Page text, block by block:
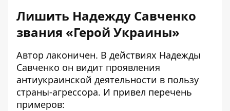
Лишить Надежду Савченко
звания «Герой Украины»
Автор лаконичен. В действиях Надежды
Савченко он видит проявления
антиукраинской деятельности в пользу
страны-агрессора. И привел перечень
примеров: